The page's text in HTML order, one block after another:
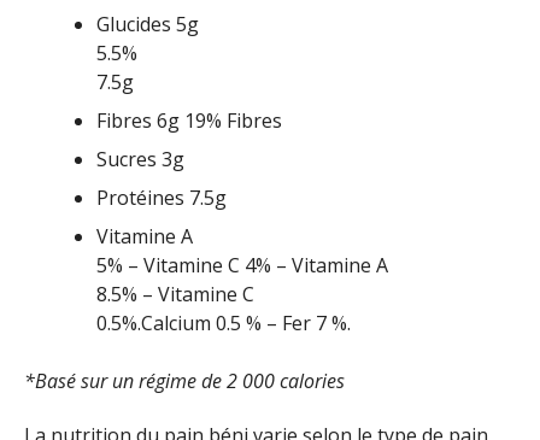
Glucides 5g
5.5%
7.5g
Fibres 6g 19% Fibres
Sucres 3g
Protéines 7.5g
Vitamine A
5% – Vitamine C 4% – Vitamine A
8.5% – Vitamine C
0.5%.Calcium 0.5 % – Fer 7 %.
*Basé sur un régime de 2 000 calories